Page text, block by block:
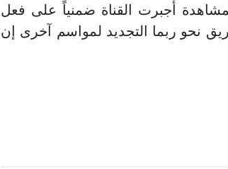
أجبرت القناة ضمنياً على فعل
نحو ربما التجديد لمواسم آخرى إن